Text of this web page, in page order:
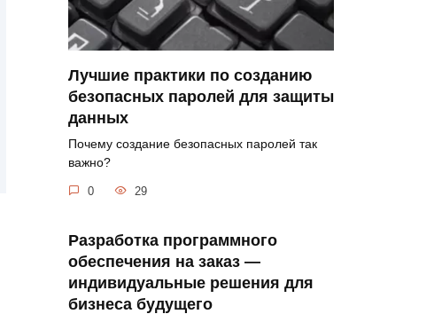
Лучшие практики по созданию
безопасных паролей для защиты
данных
Почему создание безопасных паролей так
важно?
0 29
Разработка программного
обеспечения на заказ —
индивидуальные решения для
бизнеса будущего